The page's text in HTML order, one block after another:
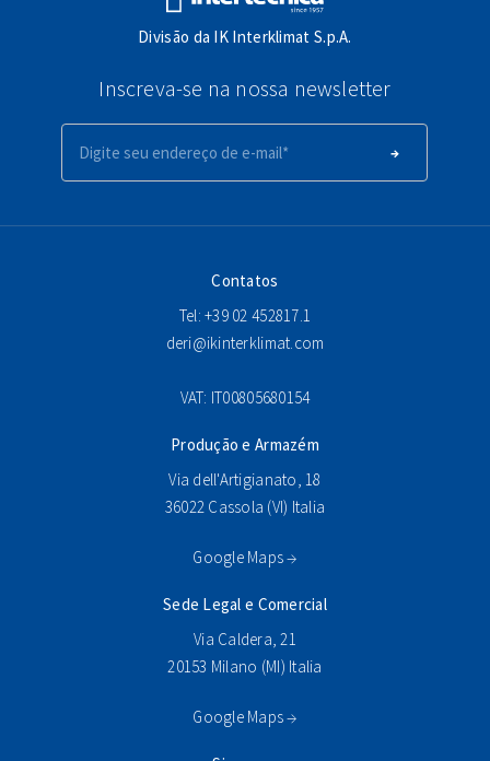
Divisão da IK Interklimat S.p.A.
Inscreva-se na nossa newsletter
Contatos
Tel: +39 02 452817.1
deri@ikinterklimat.com
VAT: IT00805680154
Produção e Armazém
Via dell'Artigianato, 18
36022 Cassola (VI) Italia
Google Maps →
Sede Legal e Comercial
Via Caldera, 21
20153 Milano (MI) Italia
Google Maps →